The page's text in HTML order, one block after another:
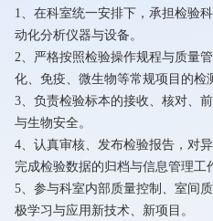
1、在科室统一安排下，承担检验
动化分析仪器与设备。
2、严格按照检验操作规程与质量
化、免疫、微生物等常规项目的检
3、负责检验标本的接收、核对、
与生物安全。
4、认真审核、发布检验报告，对
完成检验数据的归档与信息管理工
5、参与科室内部质量控制、室间
极学习与应用新技术、新项目。